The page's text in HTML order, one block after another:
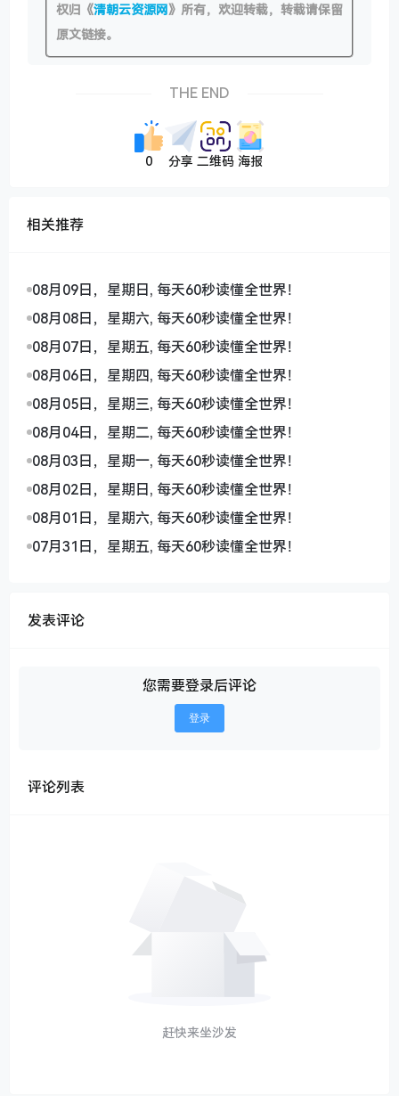
权归《清朝云资源网》所有，欢迎转载，转载请保留
原文链接。
THE END
0 分享 二维码 海报
相关推荐
08月09日，星期日, 每天60秒读懂全世界！
08月08日，星期六, 每天60秒读懂全世界！
08月07日，星期五, 每天60秒读懂全世界！
08月06日，星期四, 每天60秒读懂全世界！
08月05日，星期三, 每天60秒读懂全世界！
08月04日，星期二, 每天60秒读懂全世界！
08月03日，星期一, 每天60秒读懂全世界！
08月02日，星期日, 每天60秒读懂全世界！
08月01日，星期六, 每天60秒读懂全世界！
07月31日，星期五, 每天60秒读懂全世界！
发表评论
您需要登录后评论
登录
评论列表
赶快来坐沙发